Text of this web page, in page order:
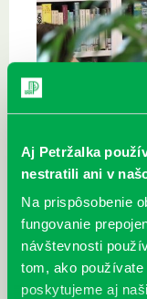
Aj Petržalka
nestratili ani v
Na prispôsobenie
fungovanie
návštevnosti
tom, ako
poskytujeme aj